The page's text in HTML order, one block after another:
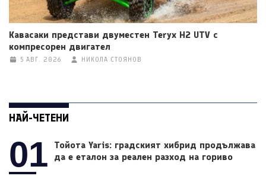
Кавасаки представи двуместен Teryx H2 UTV с
компресорен двигател
5 АВГ. 2026 НИКОЛА СТОЯНОВ
НАЙ-ЧЕТЕНИ
01
Тойота Yaris: градският хибрид продължава
да е еталон за реален разход на гориво